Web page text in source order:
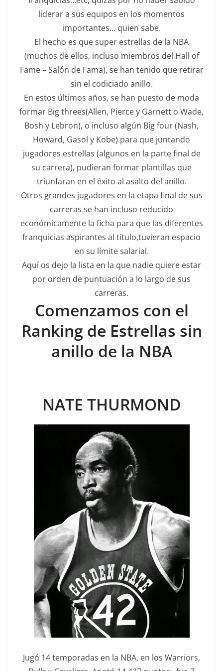
liderar a sus equipos en los momentos
importantes… quien sabe.
El hecho es que super estrellas de la NBA
(muchos de ellos, incluso miembros del Hall of
Fame – Salón de Fama), se han tenido que retirar
sin el codiciado anillo.
En estos últimos años, se han puesto de moda
formar Big threes(Allen, Pierce y Garnett o Wade,
Bosh y Lebron), o incluso algún Big four (Nash,
Howard, Gasol y Kobe) para que juntando
jugadores estrellas (algunos en la parte final de
su carrera), pudieran formar plantillas que
triunfaran en el éxito al asalto del anillo.
Otros grandes jugadores en la etapa final de sus
carreras se han incluso reducido
económicamente la ficha para que las diferentes
franquicias aspirantes al título,tuvieran espacio
en su límite salarial.
Aquí os dejo la lista en la que nadie quiere estar
por orden de puntuación a lo largo de sus
carreras.
Comenzamos con el
Ranking de Estrellas sin
anillo de la NBA
NATE THURMOND
Jugó 14 temporadas en la NBA, en los Warriors,